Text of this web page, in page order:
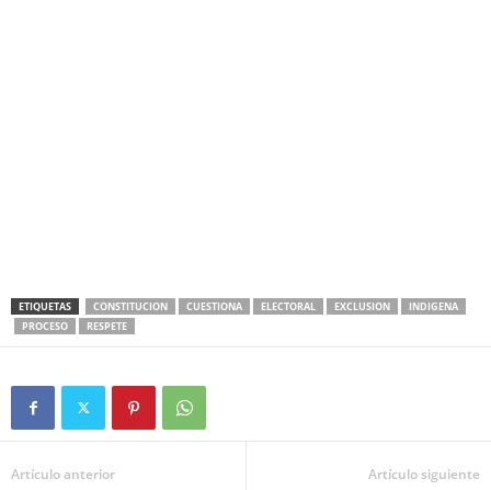
ETIQUETAS CONSTITUCION CUESTIONA ELECTORAL EXCLUSION
INDIGENA
PROCESO
RESPETE
Artículo anterior Artículo siguiente